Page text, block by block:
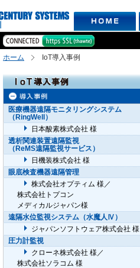
ホーム IoT導入事例
医療機器遠隔モニタリングシステム
（RingWell）
日本酸素株式会社 様
透析関連装置遠隔監視
（ReMS遠隔監視サービス）
日機装株式会社 様
眼底検査機器遠隔管理
株式会社オプティム 様／
株式会社トプコン
メディカルジャパン様
遠隔水位監視システム（水魔人Ⅳ）
ジャパンソフトウェア株式会社 様
圧力計監視
クローネ株式会社 様／
株式会社ソラコム 様